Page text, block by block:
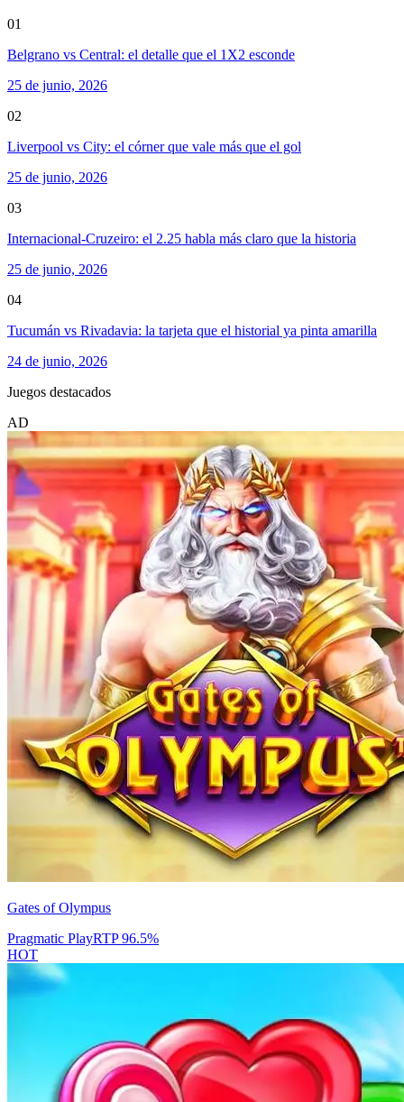
01
Belgrano vs Central: el detalle que el 1X2 esconde
25 de junio, 2026
02
Liverpool vs City: el córner que vale más que el gol
25 de junio, 2026
03
Internacional-Cruzeiro: el 2.25 habla más claro que la historia
25 de junio, 2026
04
Tucumán vs Rivadavia: la tarjeta que el historial ya pinta amarilla
24 de junio, 2026
Juegos destacados
AD
Gates of Olympus
Pragmatic PlayRTP96.5%
HOT